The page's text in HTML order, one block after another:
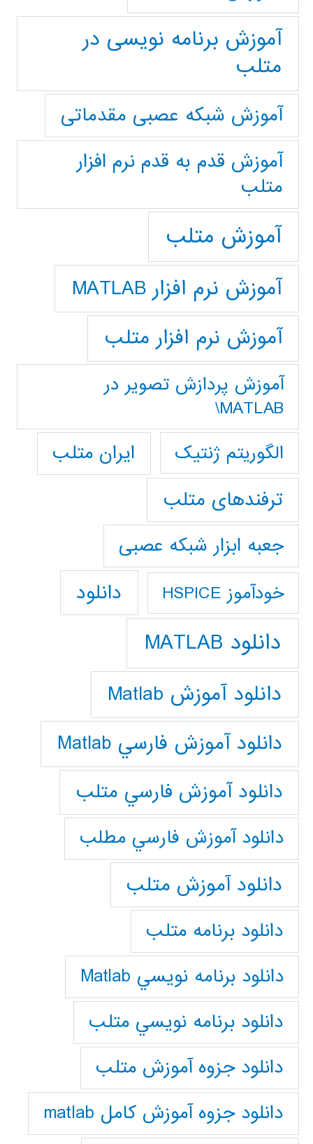
آموزش برنامه نویسی در
متلب
آموزش شبکه عصبی مقدماتی
آموزش قدم به قدم نرم افزار
متلب
آموزش متلب
آموزش نرم افزار MATLAB
آموزش نرم افزار متلب
آموزش پردازش تصوير در
MATLAB\
الگوریتم ژنتیک
ایران متلب
ترفندهای متلب
جعبه ابزار شبکه عصبی
خودآموز HSPICE دانلود
دانلود MATLAB
دانلود آموزش Matlab
دانلود آموزش فارسي Matlab
دانلود آموزش فارسي متلب
دانلود آموزش فارسي مطلب
دانلود آموزش متلب
دانلود برنامه متلب
دانلود برنامه نويسي Matlab
دانلود برنامه نويسي متلب
دانلود جزوه آموزش متلب
دانلود جزوه آموزش کامل matlab